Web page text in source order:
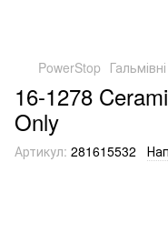
PowerStop
16-1278
Only
Артикул: 281615532